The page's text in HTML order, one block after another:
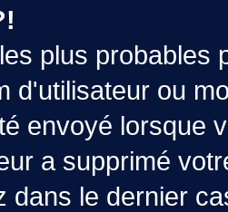
plus probables
d'utilisateur ou
envoyé lorsque
a supprimé
dans le dernier